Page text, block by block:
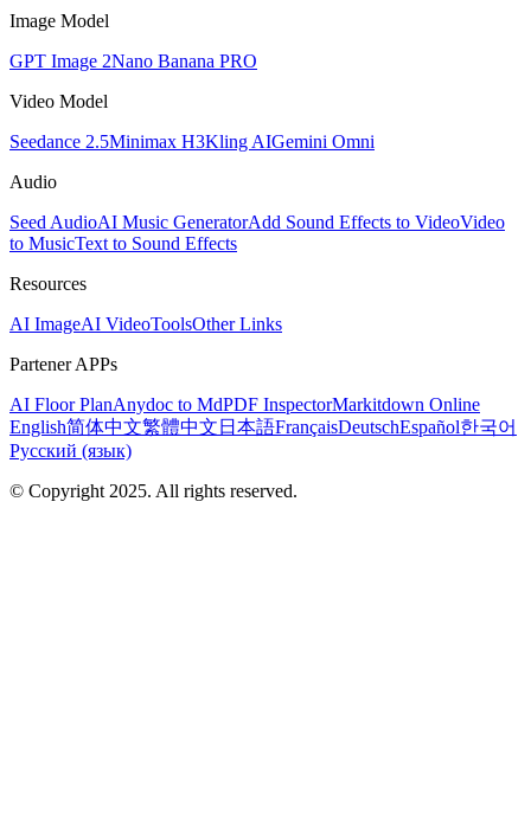
Image Model
GPT Image 2Nano Banana PRO
Video Model
Seedance 2.5Minimax H3Kling AIGemini Omni
Audio
Seed AudioAI Music GeneratorAdd Sound Effects to VideoVideo
to MusicText to Sound Effects
Resources
AI ImageAI VideoToolsOther Links
Partener APPs
AI Floor PlanAnydoc to MdPDF InspectorMarkitdown Online
English简体中文繁體中文 日本語FrançaisDeutschEspañol한국어
Русский (язык)
© Copyright 2025. All rights reserved.